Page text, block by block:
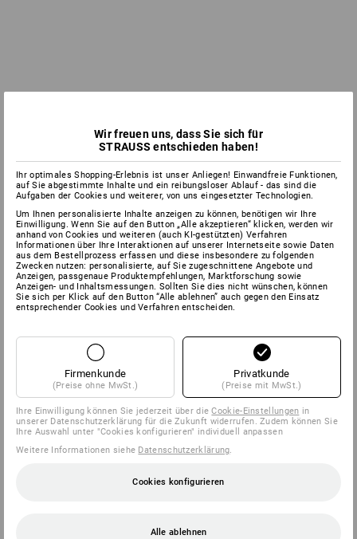
Wir freuen uns, dass Sie sich für
STRAUSS entschieden haben!
Ihr optimales Shopping-Erlebnis ist unser Anliegen! Einwandfreie Funktionen,
auf Sie abgestimmte Inhalte und ein reibungsloser Ablauf - das sind die
Aufgaben der Cookies und weiterer, von uns eingesetzter Technologien.
Um Ihnen personalisierte Inhalte anzeigen zu können, benötigen wir Ihre
Einwilligung. Wenn Sie auf den Button „Alle akzeptieren“ klicken, werden wir
anhand von Cookies und weiteren (auch KI-gestützten) Verfahren
Informationen über Ihre Interaktionen auf unserer Internetseite sowie Daten
aus dem Bestellprozess erfassen und diese insbesondere zu folgenden
Zwecken nutzen: personalisierte, auf Sie zugeschnittene Angebote und
Anzeigen, passgenaue Produktempfehlungen, Marktforschung sowie
Anzeigen- und Inhaltsmessungen. Sollten Sie dies nicht wünschen, können
Sie sich per Klick auf den Button “Alle ablehnen” auch gegen den Einsatz
entsprechender Cookies und Verfahren entscheiden.
Firmenkunde
(Preise ohne MwSt.)
Privatkunde
(Preise mit MwSt.)
Ihre Einwilligung können Sie jederzeit über dieCookie-Einstellungen in
unserer Datenschutzerklärung für die Zukunft widerrufen. Zudem können Sie
Ihre Auswahl unter "Cookies konfigurieren" individuell anpassen
Weitere Informationen siehe Datenschutzerklärung
Cookies konfigurieren
Alle ablehnen